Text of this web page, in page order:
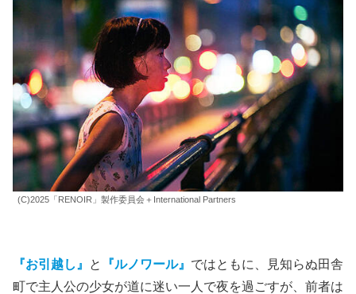
(C)2025「RENOIR」製作委員会＋International Partners
『お引越し』 と 『ルノワール』 ではともに、見知らぬ田舎
町で主人公の少女が道に迷い一人で夜を過ごすが、前者は